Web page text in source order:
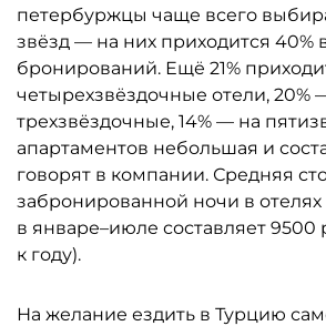
петербуржцы чаще всего
звёзд — на них приходится 40%
бронирований. Ещё 21%
четырехзвёздочные отели, 20%
трехзвёздочные, 14% — на
апартаментов небольшая и
говорят в компании. Средняя
забронированной ночи в отелях
в январе–июле составляет 9500
к году).
На желание ездить в Турцию